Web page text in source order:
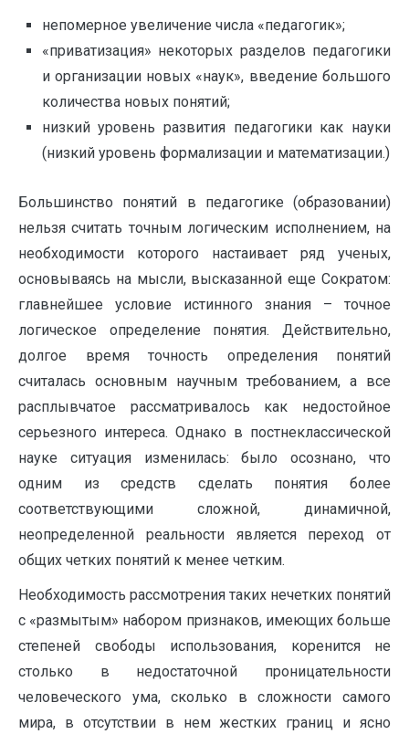
непомерное увеличение числа «педагогик»;
«приватизация» некоторых разделов педагогики
и организации новых «наук», введение большого
количества новых понятий;
низкий уровень развития педагогики как науки
(низкий уровень формализации и математизации.)
Большинство понятий в педагогике (образовании)
нельзя считать точным логическим исполнением, на
необходимости которого настаивает ряд ученых,
основываясь на мысли, высказанной еще Сократом:
главнейшее условие истинного знания – точное
логическое определение понятия. Действительно,
долгое время точность определения понятий
считалась основным научным требованием, а все
расплывчатое рассматривалось как недостойное
серьезного интереса. Однако в постнеклассической
науке ситуация изменилась: было осознано, что
одним из средств сделать понятия более
соответствующими сложной, динамичной,
неопределенной реальности является переход от
общих четких понятий к менее четким.
Необходимость рассмотрения таких нечетких понятий
с «размытым» набором признаков, имеющих больше
степеней свободы использования, коренится не
столько в недостаточной проницательности
человеческого ума, сколько в сложности самого
мира, в отсутствии в нем жестких границ и ясно